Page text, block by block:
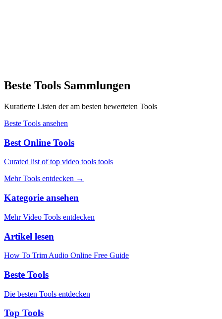
Beste Tools Sammlungen
Kuratierte Listen der am besten bewerteten Tools
Beste Tools ansehen
Best Online Tools
Curated list of top video tools tools
Mehr Tools entdecken →
Kategorie ansehen
Mehr Video Tools entdecken
Artikel lesen
How To Trim Audio Online Free Guide
Beste Tools
Die besten Tools entdecken
Top Tools